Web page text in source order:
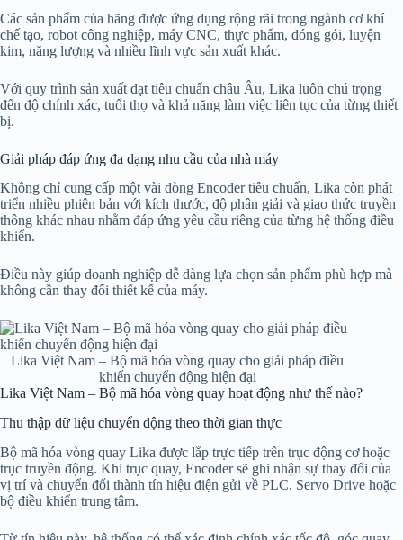
Các sản phẩm của hãng được ứng dụng rộng rãi trong ngành cơ khí
chế tạo, robot công nghiệp, máy CNC, thực phẩm, đóng gói, luyện
kim, năng lượng và nhiều lĩnh vực sản xuất khác.
Với quy trình sản xuất đạt tiêu chuẩn châu Âu, Lika luôn chú trọng
đến độ chính xác, tuổi thọ và khả năng làm việc liên tục của từng thiết
bị.
Giải pháp đáp ứng đa dạng nhu cầu của nhà máy
Không chỉ cung cấp một vài dòng Encoder tiêu chuẩn, Lika còn phát
triển nhiều phiên bản với kích thước, độ phân giải và giao thức truyền
thông khác nhau nhằm đáp ứng yêu cầu riêng của từng hệ thống điều
khiển.
Điều này giúp doanh nghiệp dễ dàng lựa chọn sản phẩm phù hợp mà
không cần thay đổi thiết kế của máy.
Lika Việt Nam – Bộ mã hóa vòng quay cho giải pháp điều
khiển chuyển động hiện đại
Lika Việt Nam – Bộ mã hóa vòng quay hoạt động như thế nào?
Thu thập dữ liệu chuyển động theo thời gian thực
Bộ mã hóa vòng quay Lika được lắp trực tiếp trên trục động cơ hoặc
trục truyền động. Khi trục quay, Encoder sẽ ghi nhận sự thay đổi của
vị trí và chuyển đổi thành tín hiệu điện gửi về PLC, Servo Drive hoặc
bộ điều khiển trung tâm.